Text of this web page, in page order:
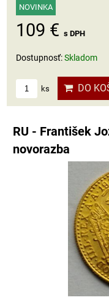
NOVINKA
109 € s DPH
Dostupnosť:Skladom
ks DO
RU - František
novorazba